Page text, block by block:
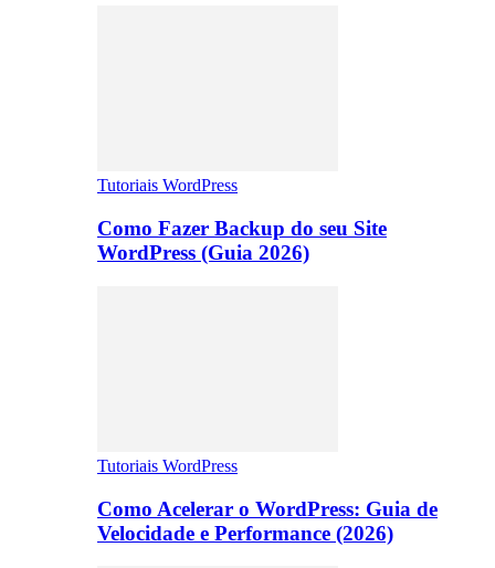
Tutoriais WordPress
Como Fazer Backup do seu Site
WordPress (Guia 2026)
Tutoriais WordPress
Como Acelerar o WordPress: Guia de
Velocidade e Performance (2026)